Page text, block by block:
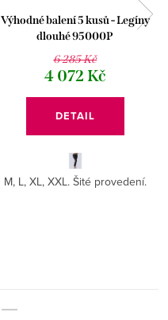
Výhodné balení 5 kusů - Legíny
dlouhé 95000P
6 285 Kč
4 072 Kč
DETAIL
M, L, XL, XXL. Šité provedení.